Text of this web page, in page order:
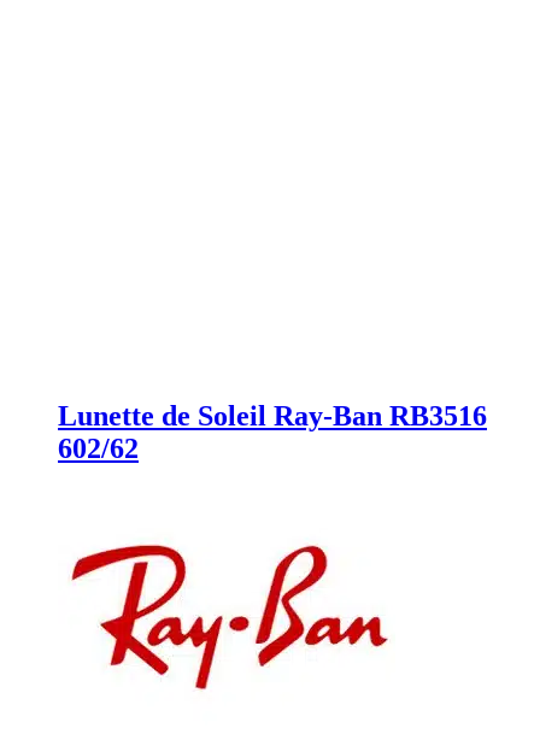
Lunette de Soleil Ray-Ban RB3516
602/62